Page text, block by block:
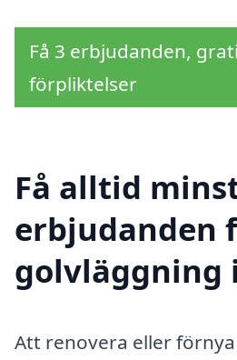
Få 3 erbjudanden,
förpliktelser
Få alltid
erbjudanden
golvläggning
Att renovera eller